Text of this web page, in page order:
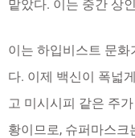
맡았다. 이는 중간 상
이는 하입비스트 문
다. 이제 백신이 폭넓
고 미시시피 같은 주
황이므로, 슈퍼마스크